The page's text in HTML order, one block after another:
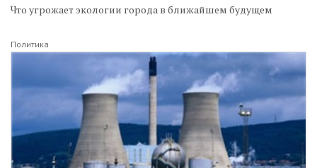
Что угрожает экологии города в ближайшем будущем
Политика